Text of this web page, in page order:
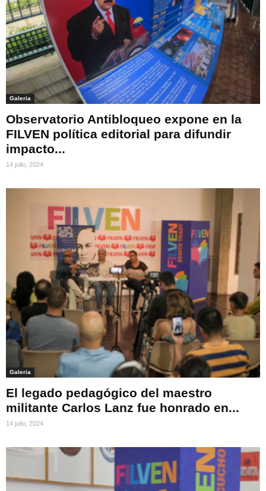
Galeria
Observatorio Antibloqueo expone en la
FILVEN política editorial para difundir
impacto...
14 julio, 2024
Galeria
El legado pedagógico del maestro
militante Carlos Lanz fue honrado en...
14 julio, 2024